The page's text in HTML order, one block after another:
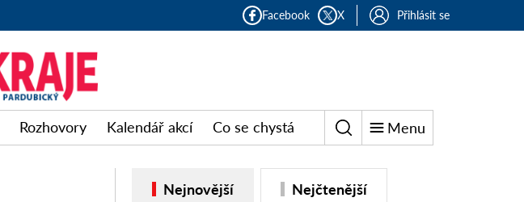
Facebook X Přihlásit se
Rozhovory Kalendář akcí Co se chystá Menu
Nejnovější Nejčtenější